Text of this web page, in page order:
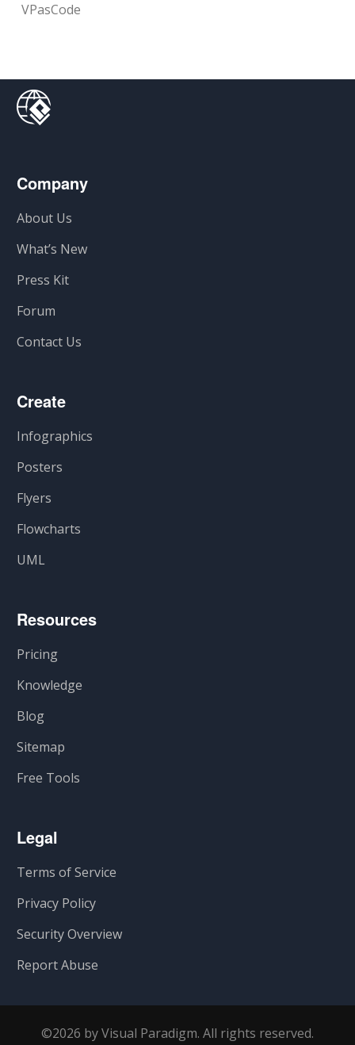
VPasCode
Company
About Us
What’s New
Press Kit
Forum
Contact Us
Create
Infographics
Posters
Flyers
Flowcharts
UML
Resources
Pricing
Knowledge
Blog
Sitemap
Free Tools
Legal
Terms of Service
Privacy Policy
Security Overview
Report Abuse
©2026 by Visual Paradigm. All rights reserved.